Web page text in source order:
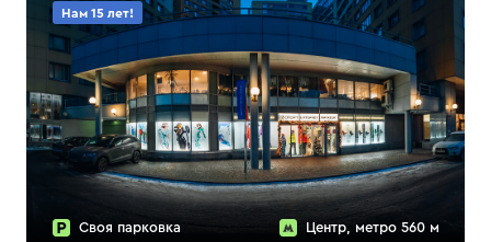
Нам 15 лет!
Своя парковка Центр, метро 560 м